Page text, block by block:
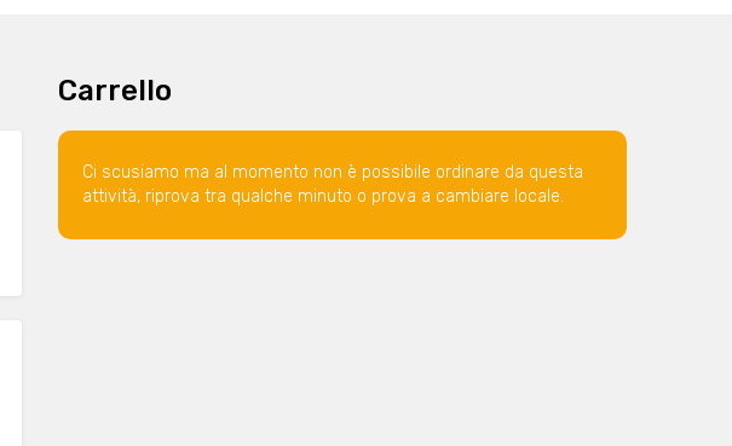
Carrello
Ci scusiamo ma al momento non è possibile ordinare da questa
attività, riprova tra qualche minuto o prova a cambiare locale.